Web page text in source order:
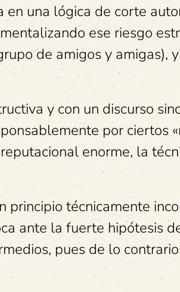
una lógica de corte
ese riesgo
de amigos y amigas),
y con un discurso
por ciertos
enorme, la
principio técnicamente
ante la fuerte hipótesis
pues de lo